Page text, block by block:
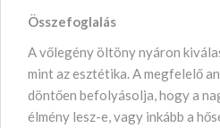
Összefoglalás
A vőlegény öltöny nyáron
mint az esztétika. A megfelelő
döntően befolyásolja, hogy a
élmény lesz-e, vagy inkább a